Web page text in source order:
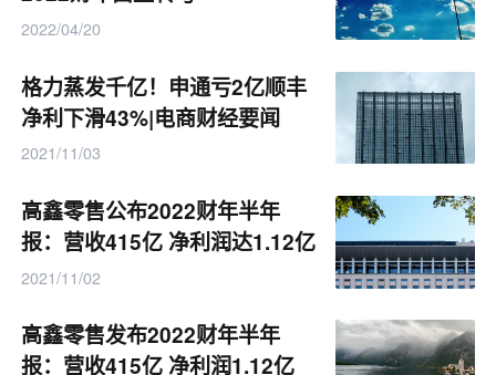
2022/04/20
格力蒸发千亿！申通亏2亿顺丰
净利下滑43%|电商财经要闻
2021/11/03
高鑫零售公布2022财年半年
报：营收415亿 净利润达1.12亿
2021/11/02
高鑫零售发布2022财年半年
报：营收415亿 净利润1.12亿